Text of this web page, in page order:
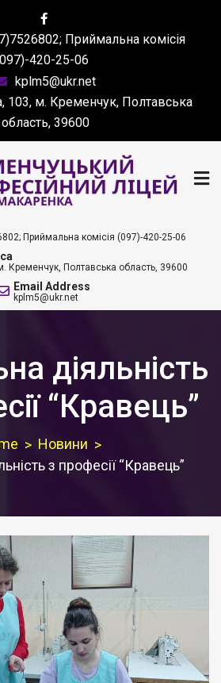
Приймальна комісія
420-25-06
kplm5@ukr.net
103, м. Кременчук, Полтавська
область, 39600
ЛІЦЕЙ
Приймальна комісія (097)-420-25-06
Кременчук, Полтавська область, 39600
Email Address
kplm5@ukr.net
діяльність
“Кравець”
Новини
з професії “Кравець”